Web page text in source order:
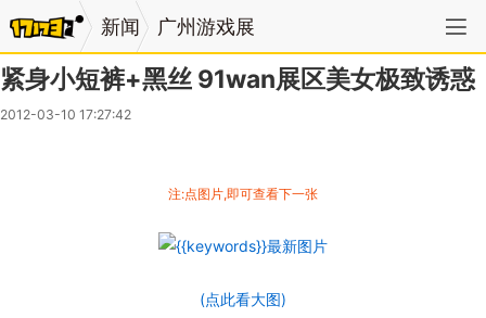
新闻 广州游戏展
紧身小短裤+黑丝 91wan展区美女极致诱惑
2012-03-10 17:27:42
注:点图片,即可查看下一张
(点此看大图)